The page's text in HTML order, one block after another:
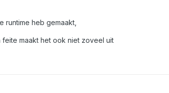
heb gemaakt,
maakt het ook niet zoveel uit